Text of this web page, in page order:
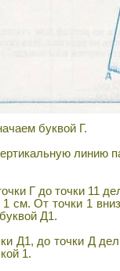
буквой Г.
линию
Г до точки 11
см. От точки 1
Д1.
Д1, до точки Д
1.